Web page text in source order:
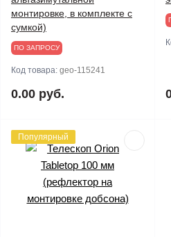
монтировке, в комплекте с
сумкой)
ПО ЗАПРОСУ
Код товара: geo-115241
0.00 руб.
Популярный